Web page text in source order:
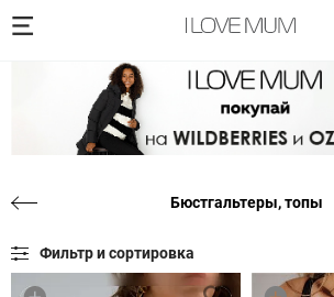
Бюстгальтеры, топы
Фильтр и сортировка